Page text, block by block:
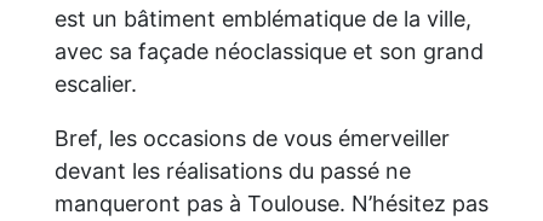
est un bâtiment emblématique de la ville,
avec sa façade néoclassique et son grand
escalier.
Bref, les occasions de vous émerveiller
devant les réalisations du passé ne
manqueront pas à Toulouse. N’hésitez pas